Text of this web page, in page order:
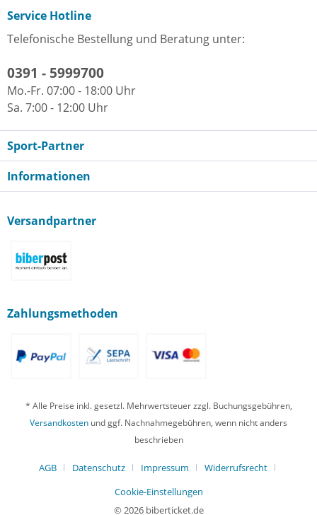
Service Hotline
Telefonische Bestellung und Beratung unter:
0391 - 5999700
Mo.-Fr. 07:00 - 18:00 Uhr
Sa. 7:00 - 12:00 Uhr
Sport-Partner
Informationen
Versandpartner
Zahlungsmethoden
* Alle Preise inkl. gesetzl. Mehrwertsteuer zzgl. Buchungsgebühren,
Versandkosten und ggf. Nachnahmegebühren, wenn nicht anders
beschrieben
AGB Datenschutz Impressum
Widerrufsrecht
Cookie-Einstellungen
© 2026 biberticket.de